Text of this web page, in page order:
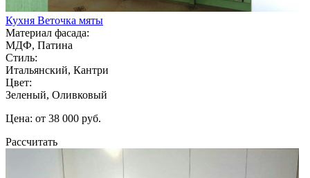
Кухня Веточка мяты
Материал фасада:
МДФ, Патина
Стиль:
Итальянский, Кантри
Цвет:
Зеленый, Оливковый
Цена: от 38 000 руб.
Рассчитать